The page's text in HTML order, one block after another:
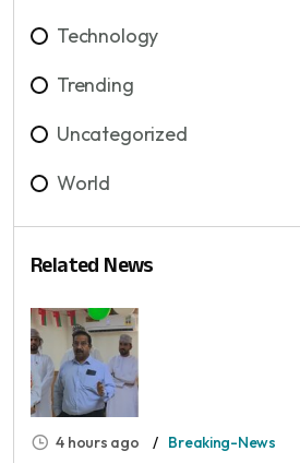
Technology
Trending
Uncategorized
World
Related News
4 hours ago Breaking-News